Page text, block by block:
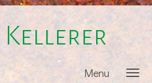
Kellerer
Menu